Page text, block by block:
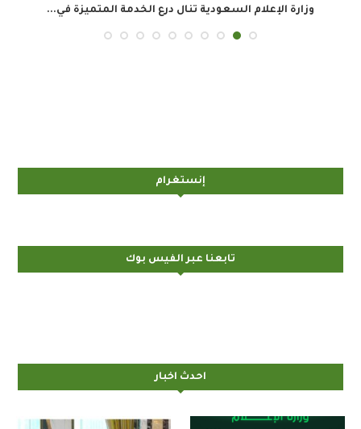
وزارة الإعلام السعودية تنال درع الخدمة المتميزة في...
إنستغرام
تابعنا عبر الفيس بوك
احدث اخبار